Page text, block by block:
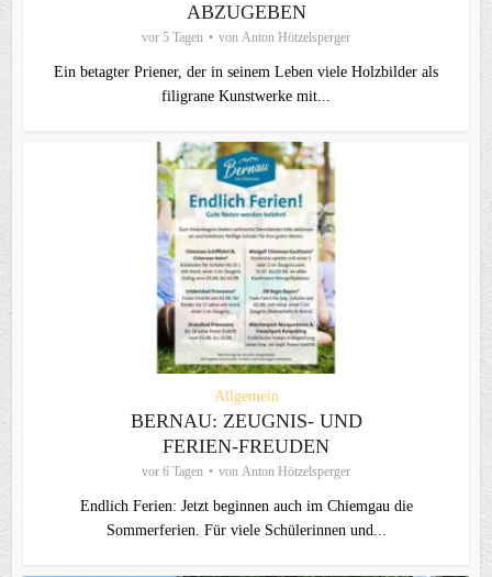
ABZUGEBEN
vor 5 Tagen von Anton Hötzelsperger
Ein betagter Priener, der in seinem Leben viele Holzbilder als
filigrane Kunstwerke mit...
Allgemein
BERNAU: ZEUGNIS- UND
FERIEN-FREUDEN
vor 6 Tagen von Anton Hötzelsperger
Endlich Ferien: Jetzt beginnen auch im Chiemgau die
Sommerferien. Für viele Schülerinnen und...